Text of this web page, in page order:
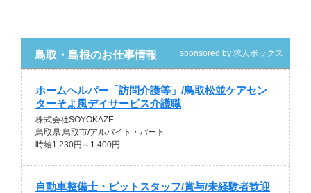
鳥取・島根のお仕事情報 sponsored by 求人ボックス
ホームヘルパー「訪問介護等」/鳥取松並ケアセン
ターそよ風デイサービス介護職
株式会社SOYOKAZE
鳥取県 鳥取市/アルバイト・パート
時給1,230円～1,400円
自動車整備士・ピットスタッフ/賞与/未経験者歓迎